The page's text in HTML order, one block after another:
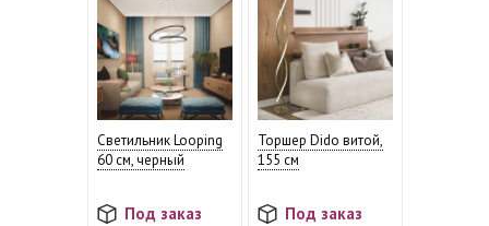
Светильник Looping
60 см, черный
Под заказ
Торшер Dido витой,
155 см
Под заказ